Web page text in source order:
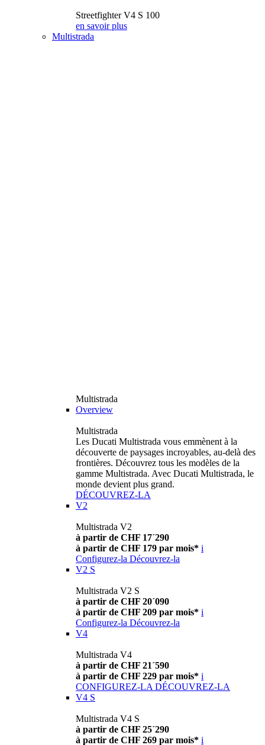
Streetfighter V4 S 100
en savoir plus
Multistrada
Multistrada
Overview
Multistrada
Les Ducati Multistrada vous emmènent à la
découverte de paysages incroyables, au-delà des
frontières. Découvrez tous les modèles de la
gamme Multistrada. Avec Ducati Multistrada, le
monde devient plus grand.
DÉCOUVREZ-LA
V2
Multistrada V2
à partir de CHF 17´290
à partir de CHF 179 par mois* i
Configurez-la Découvrez-la
V2 S
Multistrada V2 S
à partir de CHF 20´090
à partir de CHF 209 par mois* i
Configurez-la Découvrez-la
V4
Multistrada V4
à partir de CHF 21´590
à partir de CHF 229 par mois* i
CONFIGUREZ-LA DÉCOUVREZ-LA
V4 S
Multistrada V4 S
à partir de CHF 25´290
à partir de CHF 269 par mois* i